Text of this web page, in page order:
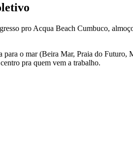
pro Acqua Beach Cumbuco,
para o mar (Beira Mar, Praia do
pra quem vem a trabalho.